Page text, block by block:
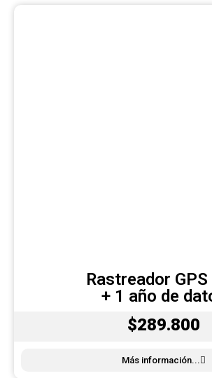
Rastreador
+ 1 año de
$289.800
Más información...